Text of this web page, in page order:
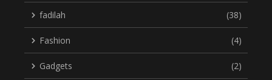
fadilah (38)
Fashion (4)
Gadgets (2)